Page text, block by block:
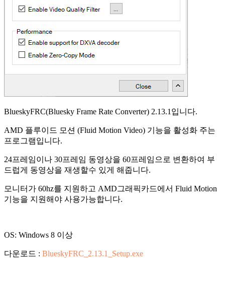
BlueskyFRC(Bluesky Frame Rate Converter) 2.13.1입니다.
AMD 플루이드 모션 (Fluid Motion Video) 기능을 활성화 주는
프로그램입니다.
24프레임이나 30프레임 동영상을 60프레임으로 변환하여 부
드럽게 동영상을 재생할수 있게 해줍니다.
모니터가 60hz를 지원하고 AMD그래픽카드에서 Fluid Motion
기능을 지원해야 사용가능합니다.
OS: Windows 8 이상
다운로드 : BlueskyFRC_2.13.1_Setup.exe